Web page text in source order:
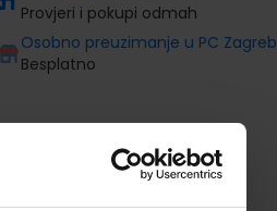
Provjeri i pokupi odmah
Osobno preuzimanje u PC Zagreb
Besplatno